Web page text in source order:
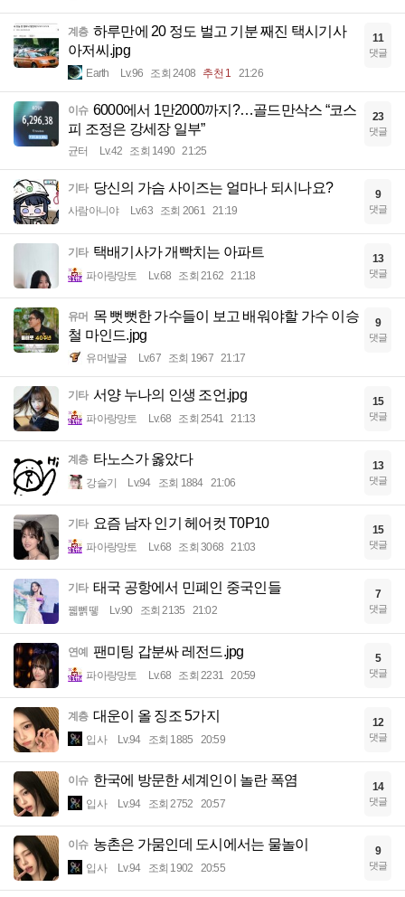
계층 하루만에 20 정도 벌고 기분 째진 택시기사
아저씨.jpg
Earth Lv.96 조회 2408 추천 1 21:26
11
댓글
이슈 6000에서 1만2000까지?…골드만삭스 “코스
피 조정은 강세장 일부”
균터 Lv.42 조회 1490 21:25
23
댓글
기타 당신의 가슴 사이즈는 얼마나 되시나요?
사람아니야 Lv.63 조회 2061 21:19
9
댓글
기타 택배기사가 개빡치는 아파트
파아랑망토 Lv.68 조회 2162 21:18
13
댓글
유머 목 뻣뻣한 가수들이 보고 배워야할 가수 이승
철 마인드.jpg
유머발굴 Lv.67 조회 1967 21:17
9
댓글
기타 서양 누나의 인생 조언.jpg
파아랑망토 Lv.68 조회 2541 21:13
15
댓글
계층 타노스가 옳았다
강슬기 Lv.94 조회 1884 21:06
13
댓글
기타 요즘 남자 인기 헤어컷 T0P10
파아랑망토 Lv.68 조회 3068 21:03
15
댓글
기타 태국 공항에서 민폐인 중국인들
꿻뻵뗗 Lv.90 조회 2135 21:02
7
댓글
연예 팬미팅 갑분싸 레전드.jpg
파아랑망토 Lv.68 조회 2231 20:59
5
댓글
계층 대운이 올 징조 5가지
입사 Lv.94 조회 1885 20:59
12
댓글
이슈 한국에 방문한 세계인이 놀란 폭염
입사 Lv.94 조회 2752 20:57
14
댓글
이슈 농촌은 가뭄인데 도시에서는 물놀이
입사 Lv.94 조회 1902 20:55
9
댓글